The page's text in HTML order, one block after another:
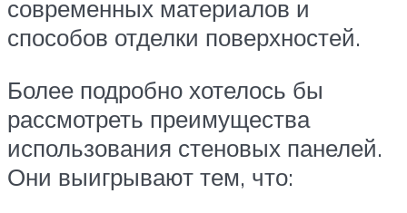
современных материалов и
способов отделки поверхностей.
Более подробно хотелось бы
рассмотреть преимущества
использования стеновых панелей.
Они выигрывают тем, что: